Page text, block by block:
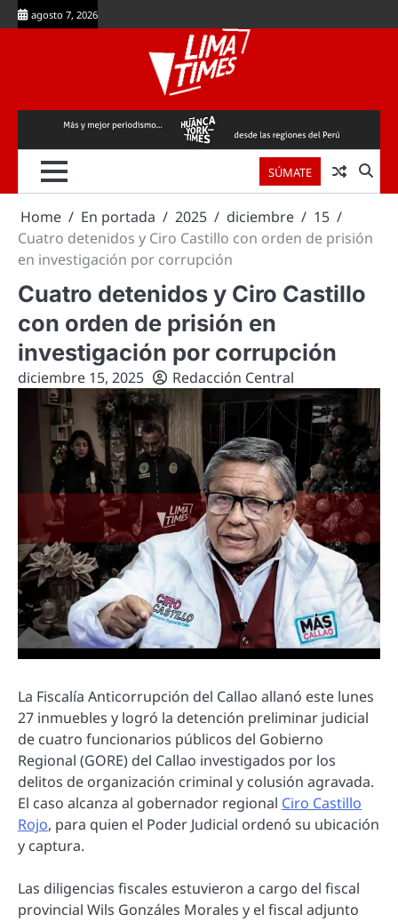
Skip
to
agosto 7, 2026
SÚMATE
Home En portada 2025 diciembre
15
Cuatro detenidos y Ciro Castillo con orden de prisión
en investigación por corrupción
Cuatro detenidos y Ciro Castillo
con orden de prisión en
investigación por corrupción
diciembre 15, 2025 Redacción Central
La Fiscalía Anticorrupción del Callao allanó este lunes
27 inmuebles y logró la detención preliminar judicial
de cuatro funcionarios públicos del Gobierno
Regional (GORE) del Callao investigados por los
delitos de organización criminal y colusión agravada.
El caso alcanza al gobernador regional Ciro Castillo
Rojo, para quien el Poder Judicial ordenó su ubicación
y captura.
Las diligencias fiscales estuvieron a cargo del fiscal
provincial Wils Gonzáles Morales y el fiscal adjunto